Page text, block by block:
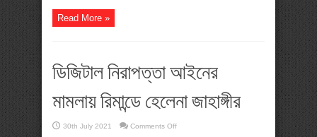
Read More »
ডিজিটাল নিরাপত্তা আইনের
মামলায় রিমান্ডে হেলেনা জাহাঙ্গীর
30th July 2021 Comments Offon